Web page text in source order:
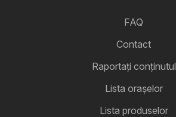
FAQ
Contact
Raportați conținutul
Lista oraşelor
Lista produselor